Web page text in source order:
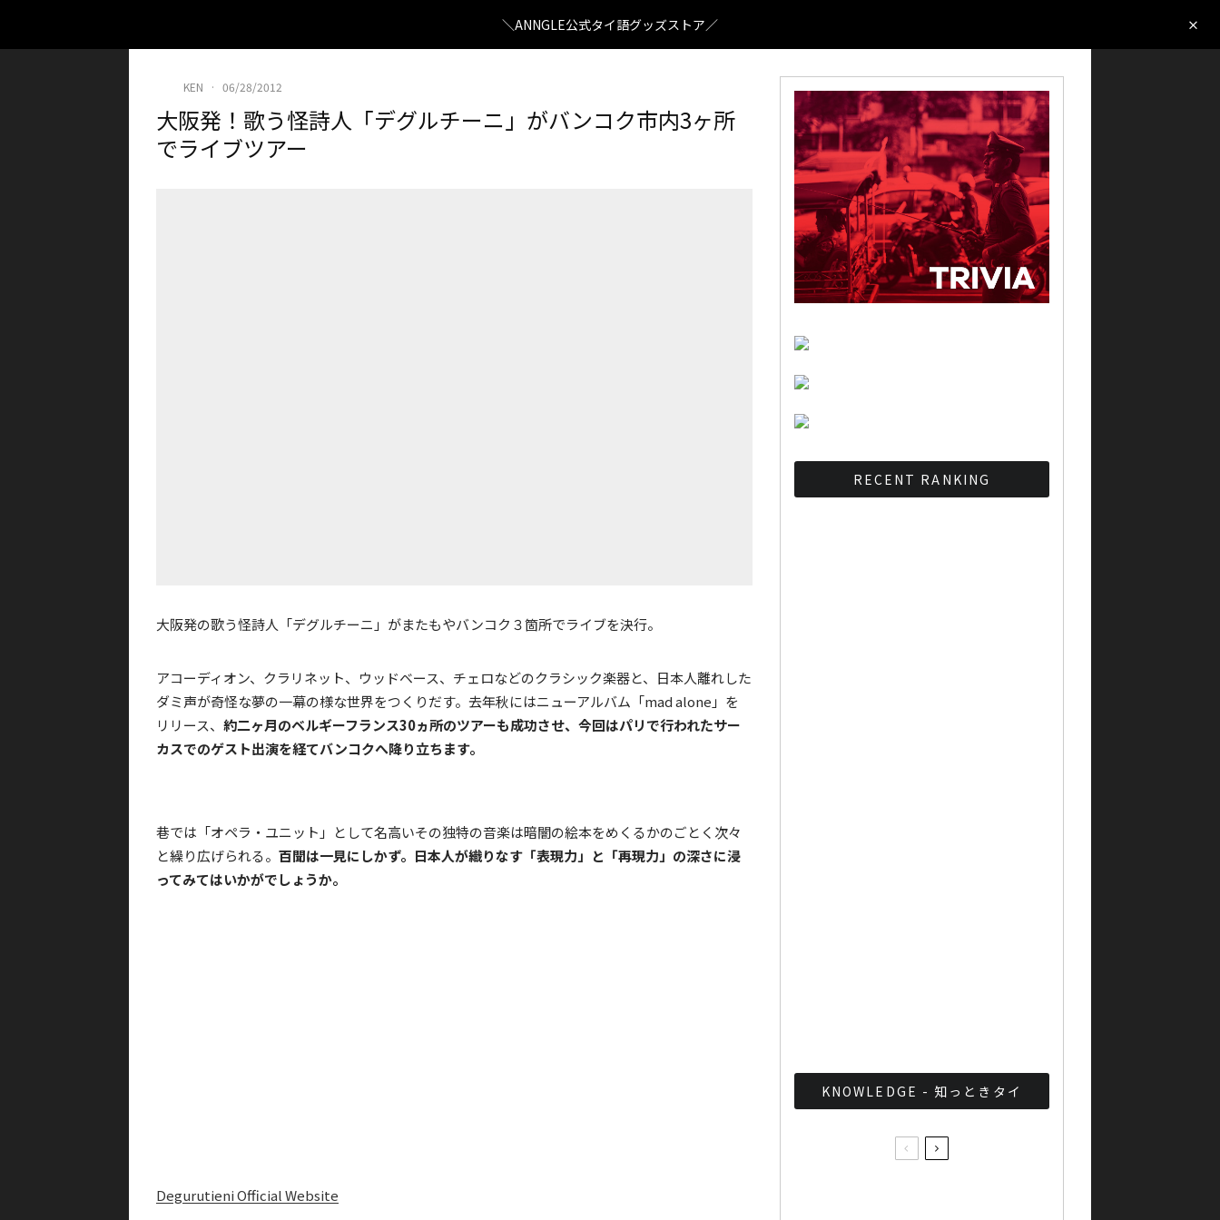
＼ANNGLE公式タイ語グッズストア／
KEN · 06/28/2012
大阪発！歌う怪詩人「デグルチーニ」がバンコク市内3ヶ所
でライブツアー
大阪発の歌う怪詩人「デグルチーニ」がまたもやバンコク３箇所でライブを決行。
アコーディオン、クラリネット、ウッドベース、チェロなどのクラシック楽器と、日本人離れした
ダミ声が奇怪な夢の一幕の様な世界をつくりだす。去年秋にはニューアルバム「mad alone」を
リリース、 約二ヶ月のベルギーフランス30ヵ所のツアーも成功させ、今回はパリで行われたサー
カスでのゲスト出演を経てバンコクへ降り立ちます。
巷では「オペラ・ユニット」として名高いその独特の音楽は暗闇の絵本をめくるかのごとく次々
と繰り広げられる。 百聞は一見にしかず。日本人が織りなす「表現力」と「再現力」の深さに浸
ってみてはいかがでしょうか。
Degurutieni Official Website
RECENT RANKING
KNOWLEDGE - 知っときタイ